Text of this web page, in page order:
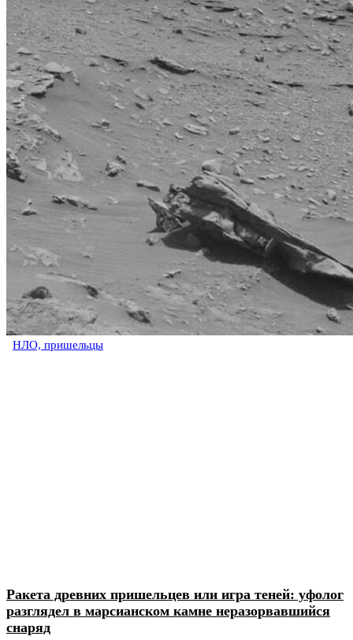
НЛО, пришельцы
Ракета древних пришельцев или игра теней: уфолог
разглядел в марсианском камне неразорвавшийся
снаряд